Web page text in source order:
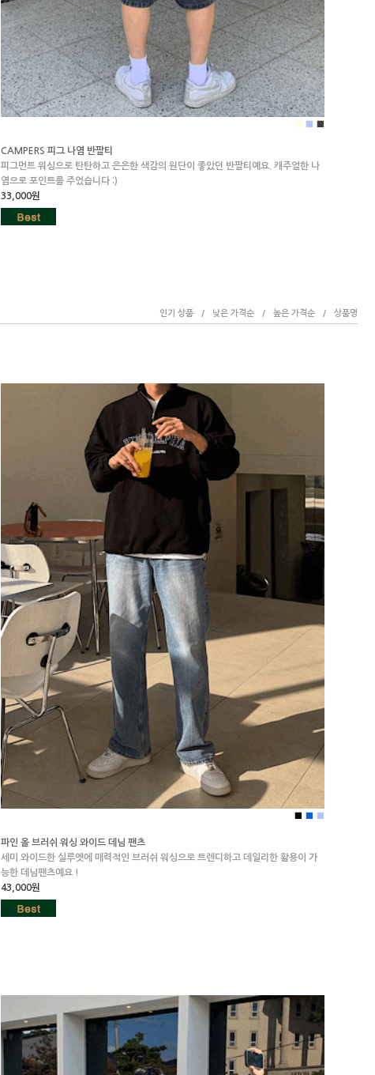
■ ■
CAMPERS 피그 나염 반팔티
피그먼트 워싱으로 탄탄하고 은은한 색감의 원단이 좋았던 반팔티예요. 캐주얼한 나
염으로 포인트를 주었습니다 :)
33,000원
인기 상품 / 낮은 가격순 / 높은 가격순 / 상품명
■ ■ ■
파인 올 브러쉬 워싱 와이드 데님 팬츠
세미 와이드한 실루엣에 매력적인 브러쉬 워싱으로 트렌디하고 데일리한 활용이 가
능한 데님팬츠예요 !
43,000원